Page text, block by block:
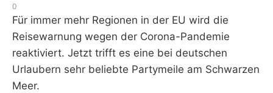
0
Für immer mehr Regionen in der EU wird die
Reisewarnung wegen der Corona-Pandemie
reaktiviert. Jetzt trifft es eine bei deutschen
Urlaubern sehr beliebte Partymeile am Schwarzen
Meer.